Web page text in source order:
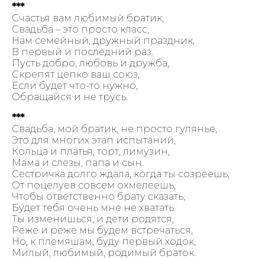
***
Счастья вам любимый братик,
Свадьба – это просто класс,
Нам семейный, дружный праздник,
В первый и последний раз.
Пусть добро, любовь и дружба,
Скрепят цепко ваш союз,
Если будет что-то нужно,
Обращайся и не трусь.
***
Свадьба, мой братик, не просто гулянье,
Это для многих этап испытаний,
Кольца и платья, торт, лимузин,
Мама и слезы, папа и сын.
Сестричка долго ждала, когда ты созреешь,
От поцелуев совсем охмелеешь,
Чтобы ответственно брату сказать,
Будет тебя очень мне не хватать.
Ты изменишься, и дети родятся,
Реже и реже мы будем встречаться,
Но, к племяшам, буду первый ходок,
Милый, любимый, родимый браток.